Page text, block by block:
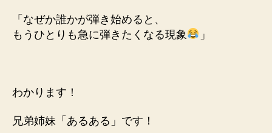
「なぜか誰かが弾き始めると、
もうひとりも急に弾きたくなる現象
」
わかります！
兄弟姉妹「あるある」です！